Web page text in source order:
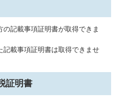
の記載事項証明書が取得できま
記載事項証明書は取得できませ
証明書